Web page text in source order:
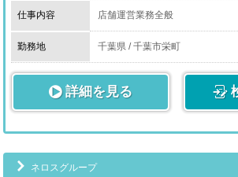
仕事内容
店舗運営業務全般
(フロント・ホールでの接客業務
オン管理・企画運営)
入社当初は開店準備や接客、閉
えていただきます。
その後、チーフ・キャップへの
フロント業務、パソコン業務な
勤務地 千葉県 / 千葉市栄町
詳細を見る
ネロスグループ